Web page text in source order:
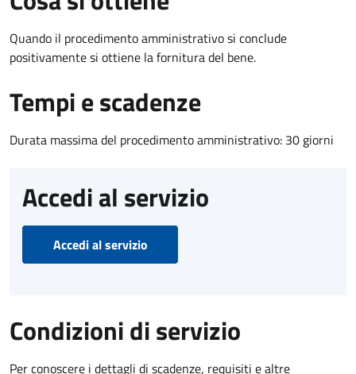
Quando il procedimento amministrativo si conclude
positivamente si ottiene la fornitura del bene.
Tempi e scadenze
Durata massima del procedimento amministrativo: 30 giorni
Accedi al servizio
Accedi al servizio
Condizioni di servizio
Per conoscere i dettagli di scadenze, requisiti e altre